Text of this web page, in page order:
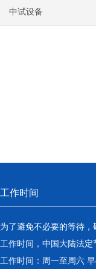
中试设备
工作时间
为了避免不必要的等待
工作时间，中国大陆法定
工作时间：周一至周六